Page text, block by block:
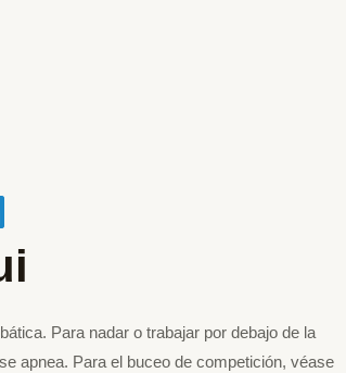
Para nadar o trabajar por debajo de la
apnea. Para el buceo de competición, véase